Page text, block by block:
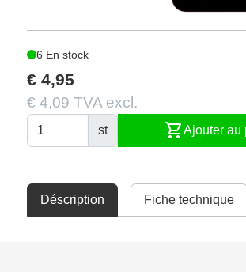
6 En stock
€ 4,95
€ 4,09 TVA excl.
st shopping_cartAjouter au
Déscription Fiche technique